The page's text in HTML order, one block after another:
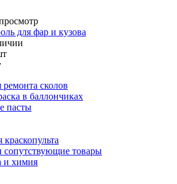
для фар и кузова
сколов
в баллончиках
пасты
сопутствующие товары
и химия